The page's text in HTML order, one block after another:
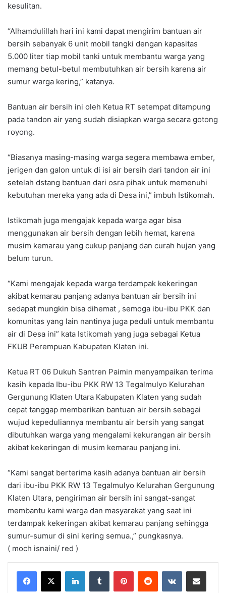
kesulitan.
“Alhamdulillah hari ini kami dapat mengirim bantuan air
bersih sebanyak 6 unit mobil tangki dengan kapasitas
5.000 liter tiap mobil tanki untuk membantu warga yang
memang betul-betul membutuhkan air bersih karena air
sumur warga kering,” katanya.
Bantuan air bersih ini oleh Ketua RT setempat ditampung
pada tandon air yang sudah disiapkan warga secara gotong
royong.
“Biasanya masing-masing warga segera membawa ember,
jerigen dan galon untuk di isi air bersih dari tandon air ini
setelah dstang bantuan dari osra pihak untuk memenuhi
kebutuhan mereka yang ada di Desa ini,” imbuh Istikomah.
Istikomah juga mengajak kepada warga agar bisa
menggunakan air bersih dengan lebih hemat, karena
musim kemarau yang cukup panjang dan curah hujan yang
belum turun.
“Kami mengajak kepada warga terdampak kekeringan
akibat kemarau panjang adanya bantuan air bersih ini
sedapat mungkin bisa dihemat , semoga ibu-ibu PKK dan
komunitas yang lain nantinya juga peduli untuk membantu
air di Desa ini” kata Istikomah yang juga sebagai Ketua
FKUB Perempuan Kabupaten Klaten ini.
Ketua RT 06 Dukuh Santren Paimin menyampaikan terima
kasih kepada Ibu-ibu PKK RW 13 Tegalmulyo Kelurahan
Gergunung Klaten Utara Kabupaten Klaten yang sudah
cepat tanggap memberikan bantuan air bersih sebagai
wujud kepeduliannya membantu air bersih yang sangat
dibutuhkan warga yang mengalami kekurangan air bersih
akibat kekeringan di musim kemarau panjang ini.
“Kami sangat berterima kasih adanya bantuan air bersih
dari ibu-ibu PKK RW 13 Tegalmulyo Kelurahan Gergunung
Klaten Utara, pengiriman air bersih ini sangat-sangat
membantu kami warga dan masyarakat yang saat ini
terdampak kekeringan akibat kemarau panjang sehingga
sumur-sumur di sini kering semua.,” pungkasnya.
( moch isnaini/ red )